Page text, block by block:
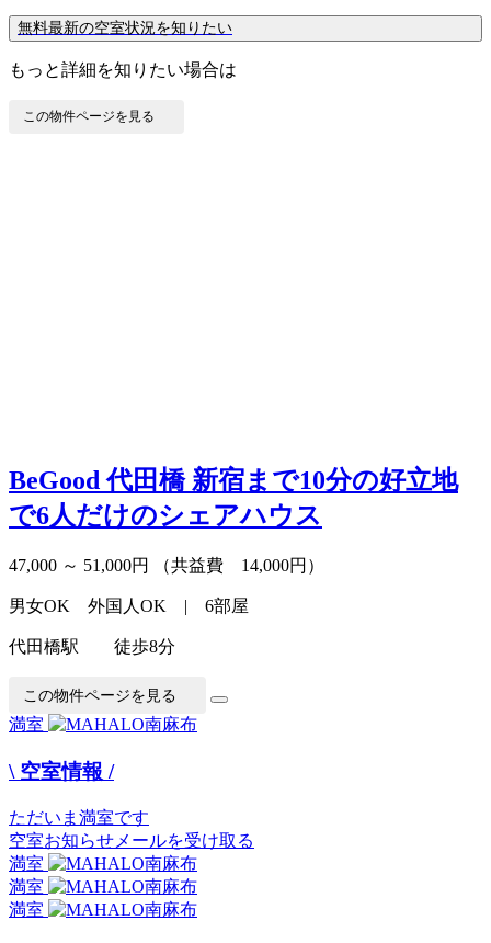
無料最新の空室状況を知りたい
もっと詳細を知りたい場合は
この物件ページを見る
BeGood 代田橋新宿まで10分の好立地
で6人だけのシェアハウス
47,000 ～ 51,000円 （共益費 14,000円）
男女OK 外国人OK | 6部屋
代田橋駅 徒歩8分
この物件ページを見る
満室
\ 空室情報 /
ただいま満室です
空室お知らせメールを受け取る
満室
満室
満室